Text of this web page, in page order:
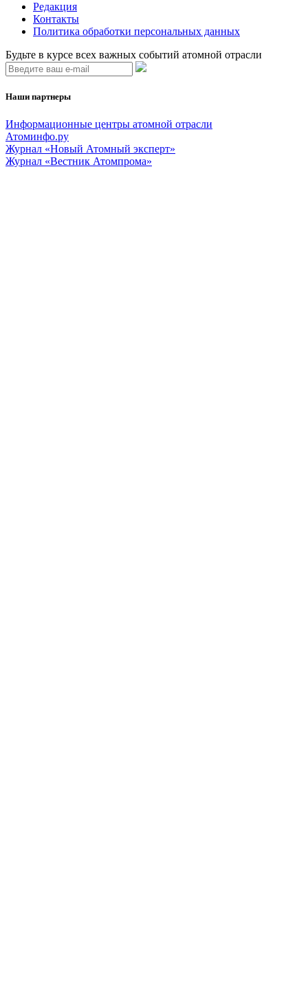
Редакция
Контакты
Политика обработки персональных данных
Будьте в курсе всех важных событий атомной отрасли
Наши партнеры
Информационные центры атомной отрасли
Атоминфо.ру
Журнал «Новый Атомный эксперт»
Журнал «Вестник Атомпрома»